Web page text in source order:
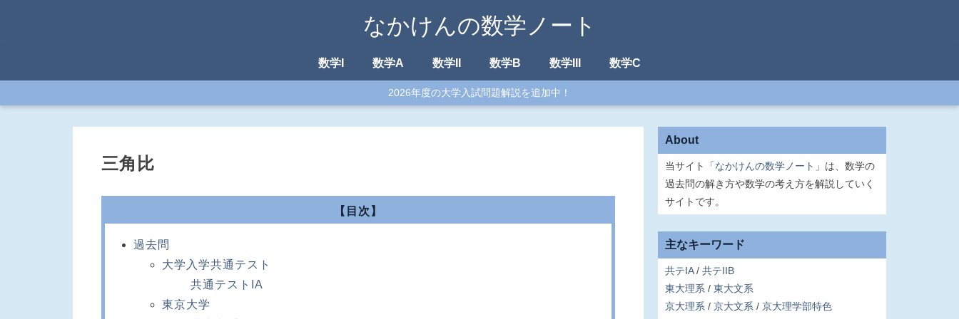
なかけんの数学ノート
数学I 数学A 数学II 数学B 数学III 数学C
2026年度の大学入試問題解説を追加中！
三角比
【目次】
過去問
大学入学共通テスト
共通テストIA
東京大学
About
当サイト「なかけんの数学ノート 」は、数学の
過去問の解き方や数学の考え方を解説していく
サイトです。
主なキーワード
共テIA
共テIIB
東大理系
東大文系
京大理系
京大文系
京大理学部特色